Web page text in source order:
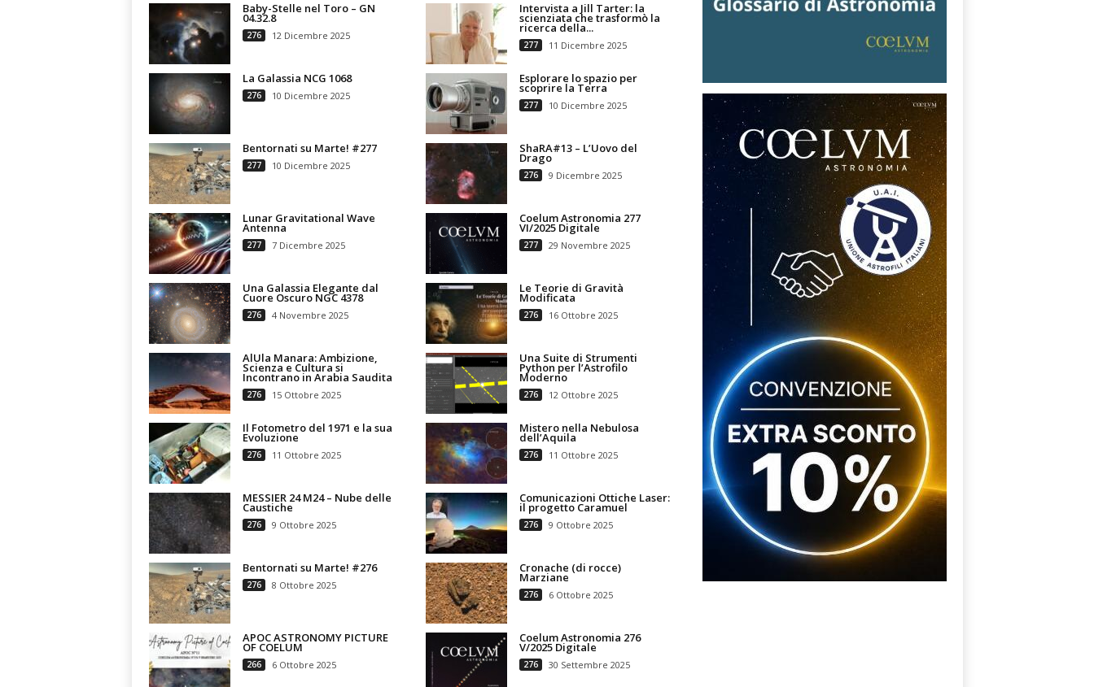
Baby-Stelle nel Toro – GN
04.32.8
276 12 Dicembre 2025
Intervista a Jill Tarter: la
scienziata che trasformò la
ricerca della...
277 11 Dicembre 2025
La Galassia NCG 1068
276 10 Dicembre 2025
Esplorare lo spazio per
scoprire la Terra
277 10 Dicembre 2025
Bentornati su Marte! #277
277 10 Dicembre 2025
ShaRA#13 – L’Uovo del
Drago
276 9 Dicembre 2025
Lunar Gravitational Wave
Antenna
277 7 Dicembre 2025
Coelum Astronomia 277
VI/2025 Digitale
277 29 Novembre 2025
Una Galassia Elegante dal
Cuore Oscuro NGC 4378
276 4 Novembre 2025
Le Teorie di Gravità
Modificata
276 16 Ottobre 2025
AlUla Manara: Ambizione,
Scienza e Cultura si
Incontrano in Arabia Saudita
276 15 Ottobre 2025
Una Suite di Strumenti
Python per l’Astrofilo
Moderno
276 12 Ottobre 2025
Il Fotometro del 1971 e la sua
Evoluzione
276 11 Ottobre 2025
Mistero nella Nebulosa
dell’Aquila
276 11 Ottobre 2025
MESSIER 24 M24 – Nube delle
Caustiche
276 9 Ottobre 2025
Comunicazioni Ottiche Laser:
il progetto Caramuel
276 9 Ottobre 2025
Bentornati su Marte! #276
276 8 Ottobre 2025
Cronache (di rocce)
Marziane
276 6 Ottobre 2025
APOC ASTRONOMY PICTURE
OF COELUM
266 6 Ottobre 2025
Coelum Astronomia 276
V/2025 Digitale
276 30 Settembre 2025